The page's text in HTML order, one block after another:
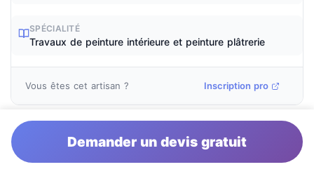
SPÉCIALITÉ
Travaux de peinture intérieure et peinture plâtrerie
Vous êtes cet artisan ? Inscription pro
EURL-DLC
Demander un devis gratuit